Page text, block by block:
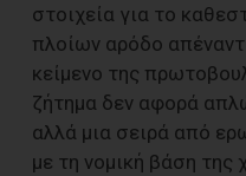
στοιχεία για το
πλοίων αρόδο
κείμενο της
ζήτημα δεν αφορά
αλλά μια σειρά από
με τη νομική βάση της